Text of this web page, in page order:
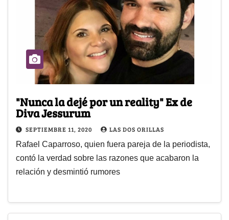
"Nunca la dejé por un reality" Ex de
Diva Jessurum
SEPTIEMBRE 11, 2020 LAS DOS ORILLAS
Rafael Caparroso, quien fuera pareja de la periodista,
contó la verdad sobre las razones que acabaron la
relación y desmintió rumores